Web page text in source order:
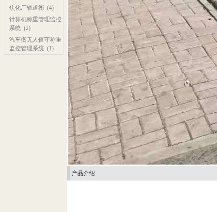
焦化厂轨道衡(4)
计算机称重管理监控
系统(2)
汽车衡无人值守称重
监控管理系统(1)
产品介绍